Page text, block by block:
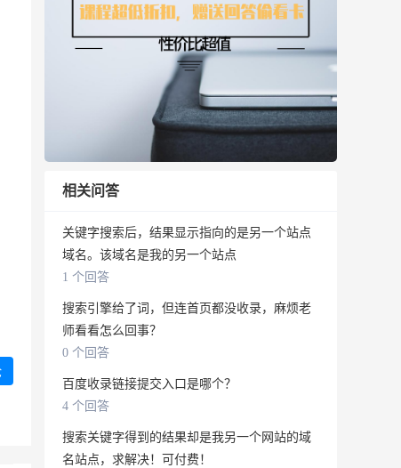
相关问答
关键字搜索后，结果显示指向的是另一个站点
域名。该域名是我的另一个站点
1 个回答
搜索引擎给了词，但连首页都没收录，麻烦老
师看看怎么回事？
0 个回答
百度收录链接提交入口是哪个？
4 个回答
搜索关键字得到的结果却是我另一个网站的域
名站点，求解决！可付费！